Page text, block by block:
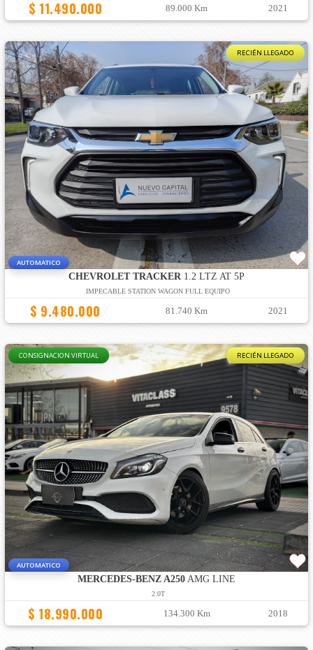
$ 11.490.000 89.000 Km 2021
RECIÉN LLEGADO
AUTOMATICO
CHEVROLET TRACKER 1.2 LTZ AT 5P
IMPECABLE STATION WAGON FULL EQUIPO
$ 9.480.000 81.740 Km 2021
CONSIGNACION VIRTUAL RECIÉN LLEGADO
AUTOMATICO
MERCEDES-BENZ A250AMG LINE
2.0T
$ 18.990.000 134.300 Km 2018